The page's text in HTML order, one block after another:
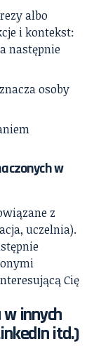
albo
i kontekst:
następnie
osoby
w
z
uczelnia).
Cię
innych
itd.)